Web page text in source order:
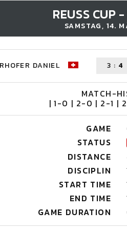
REUSS CUP
SAMSTAG, 14.
DANIEL 3 : 4
MATCH-
| 1-0 | 2-0 | 2-1 |
GAME
STATUS
DISTANCE
DISCIPLIN
START TIME
END TIME
GAME DURATION